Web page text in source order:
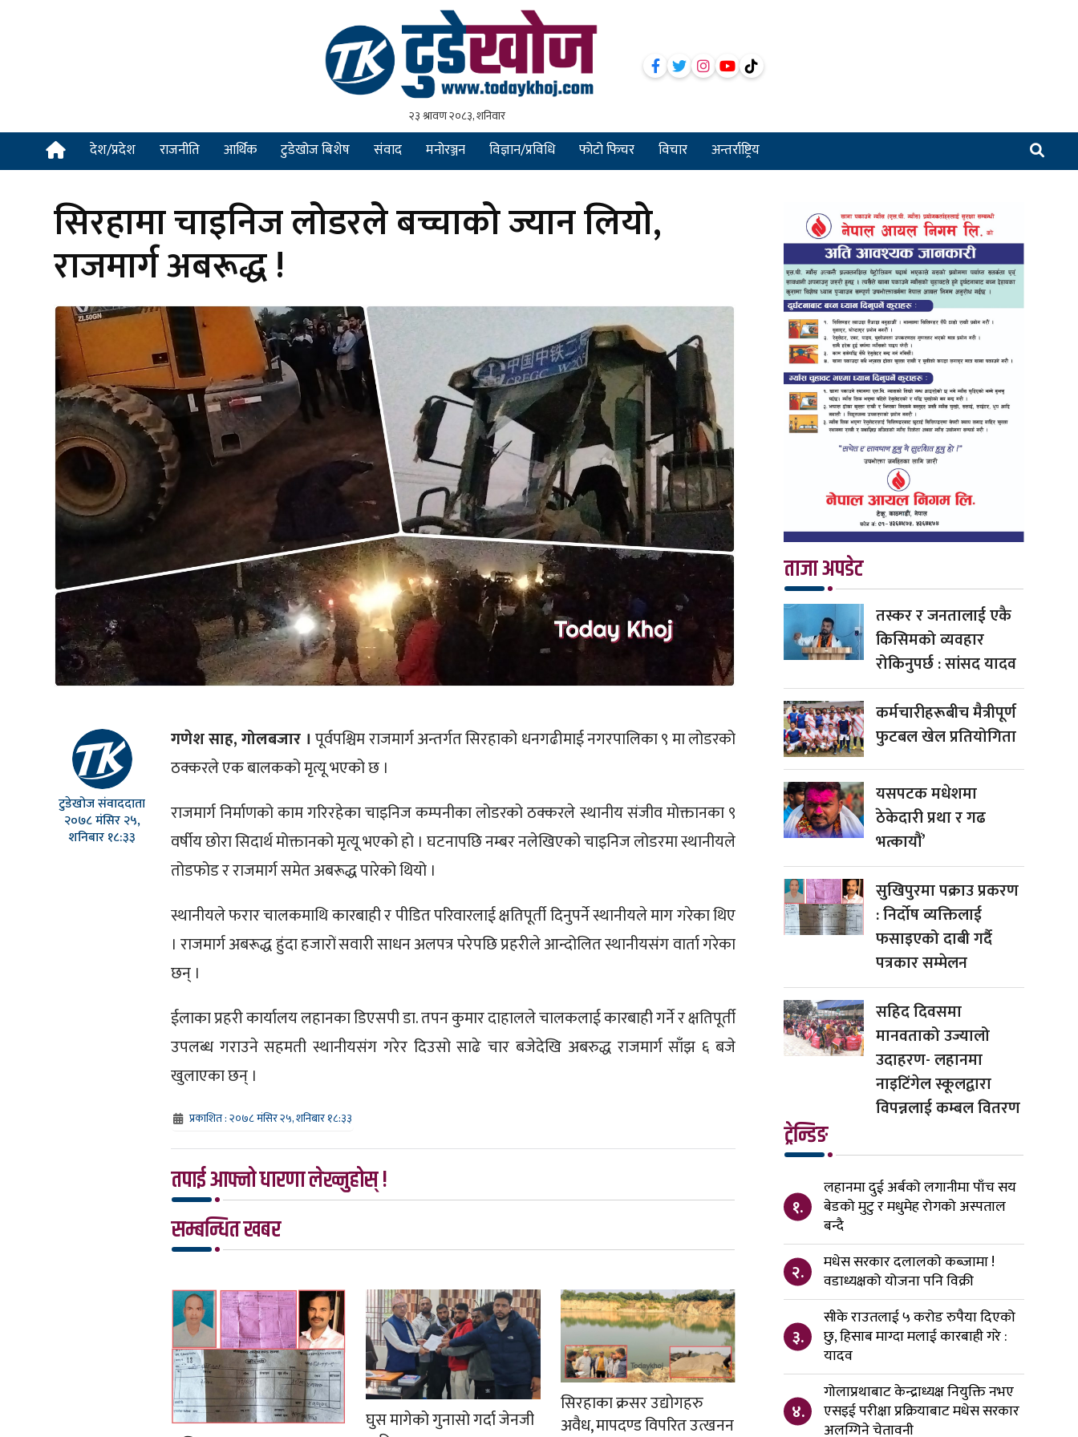
देश/प्रदेश राजनीति आर्थिक टुडेखोज बिशेष संवाद मनोरञ्जन विज्ञान/प्रविधि फोटो फिचर विचार अन्तर्राष्ट्रिय
सिरहामा चाइनिज लोडरले बच्चाको ज्यान लियो,
राजमार्ग अबरूद्ध !
टुडेखोज संवाददाता
२०७८ मंसिर २५,
शनिबार १८:३३
गणेश साह, गोलबजार । पूर्वपश्चिम राजमार्ग अन्तर्गत सिरहाको धनगढीमाई नगरपालिका ९ मा लोडरको
ठक्करले एक बालकको मृत्यू भएको छ ।
राजमार्ग निर्माणको काम गरिरहेका चाइनिज कम्पनीका लोडरको ठक्करले स्थानीय संजीव मोक्तानका ९‌
वर्षीय छोरा सिदार्थ मोक्तानको मृत्यू भएको हो । घटनापछि नम्बर नलेखिएको चाइनिज लोडरमा स्थानीयले
तोडफोड र राजमार्ग समेत अबरूद्ध पारेको थियो ।
स्थानीयले फरार चालकमाथि कारबाही र पीडित परिवारलाई क्षतिपूर्ती दिनुपर्ने स्थानीयले माग गरेका थिए
। राजमार्ग अबरूद्ध हुंदा हजारों सवारी साधन अलपत्र परेपछि प्रहरीले आन्दोलित स्थानीयसंग वार्ता गरेका
छन् ।
ईलाका प्रहरी कार्यालय लहानका डिएसपी डा. तपन कुमार दाहालले चालकलाई कारबाही गर्ने र क्षतिपूर्ती
उपलब्ध गराउने सहमती स्थानीयसंग गरेर दिउसो साढे चार बजेदेखि अबरुद्ध राजमार्ग साँझ ६ बजे
खुलाएका छन् ।
प्रकाशित : २०७८ मंसिर २५, शनिबार १८:३३
तपाई आफ्नो धारणा लेख्नुहोस् !
सम्बन्धित खबर
घुस मागेको गुनासो गर्दा जेनजी
सिरहाका क्रसर उद्योगहरु
अवैध, मापदण्ड विपरित उत्खनन
ताजा अपडेट
तस्कर र जनतालाई एकै
किसिमको व्यवहार
रोकिनुपर्छ : सांसद यादव
कर्मचारीहरूबीच मैत्रीपूर्ण
फुटबल खेल प्रतियोगिता
यसपटक मधेशमा
ठेकेदारी प्रथा र गढ
भत्कायौं’
सुखिपुरमा पक्राउ प्रकरण
: निर्दोष व्यक्तिलाई
फसाइएको दाबी गर्दै
पत्रकार सम्मेलन
सहिद दिवसमा
मानवताको उज्यालो
उदाहरण- लहानमा
नाइटिंगेल स्कूलद्वारा
विपन्नलाई कम्बल वितरण
ट्रेन्डिङ
१.
लहानमा दुई अर्बको लगानीमा पाँच सय
बेडको मुटु र मधुमेह रोगको अस्पताल
बन्दै
२.
मधेस सरकार दलालको कब्जामा !
वडाध्यक्षको योजना पनि विक्री
३.
सीके राउतलाई ५ करोड रुपैया दिएको
छु, हिसाब माग्दा मलाई कारबाही गरे :
यादव
४.
गोलाप्रथाबाट केन्द्राध्यक्ष नियुक्ति नभए
एसइई परीक्षा प्रक्रियाबाट मधेस सरकार
अलग्गिने चेतावनी